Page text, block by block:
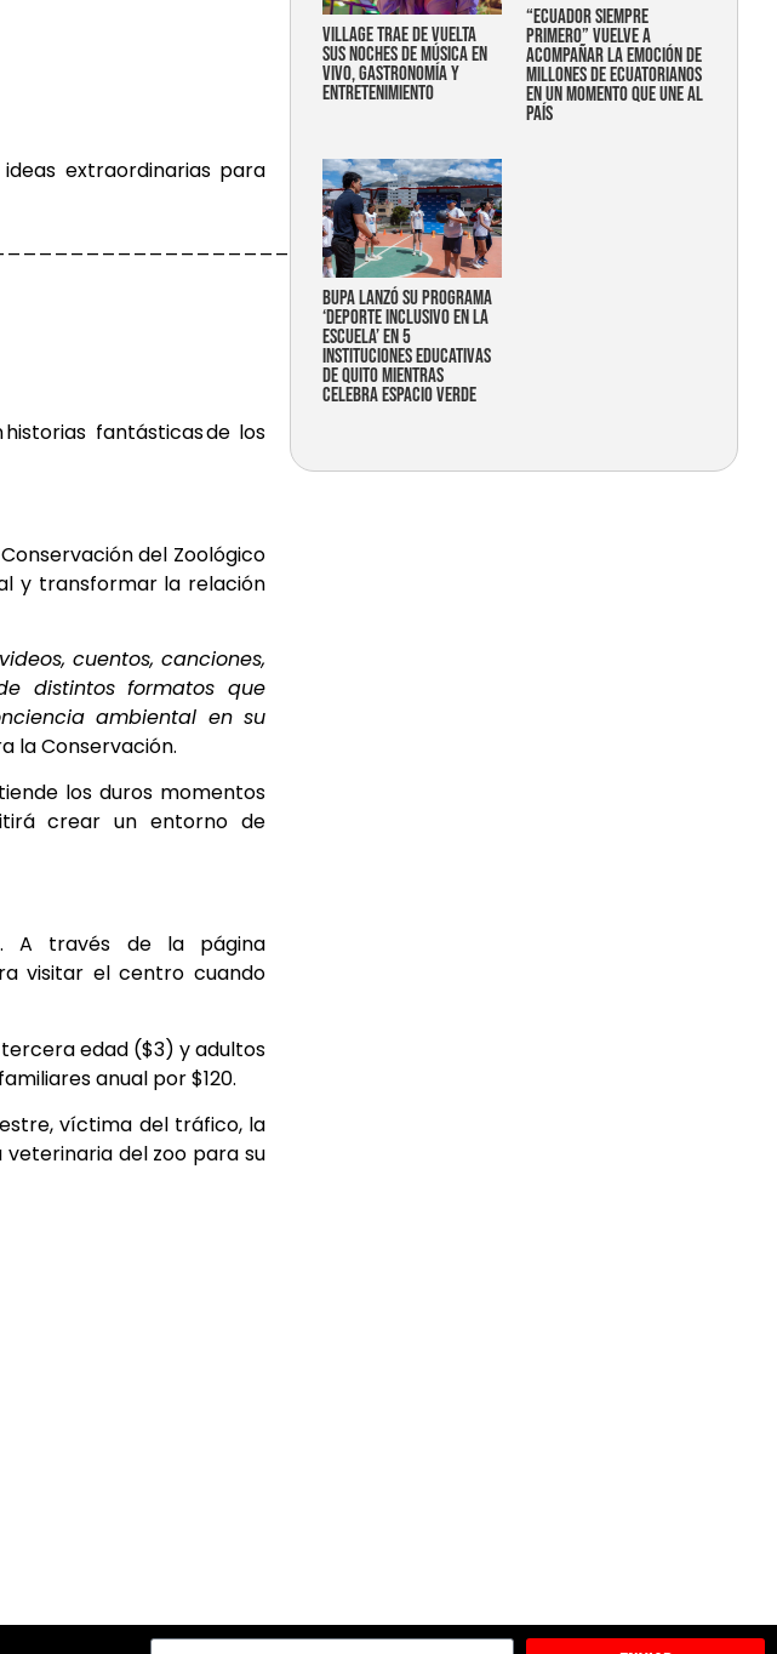
extraordinarias para
historias fantásticas de los
del Zoológico
y transformar la relación
cuentos, canciones,
distintos formatos que
ambiental en su
la Conservación.
los duros momentos
crear un entorno de
A través de la página
visitar el centro cuando
edad ($3) y adultos
anual por $120.
víctima del tráfico, la
del zoo para su
Village trae de vuelta
sus noches de música en
vivo, gastronomía y
entretenimiento
“Ecuador siempre
primero” vuelve a
acompañar la emoción de
millones de ecuatorianos
en un momento que une al
país
Bupa lanzó su programa
‘Deporte Inclusivo en la
Escuela’ en 5
instituciones educativas
de Quito mientras
celebra espacio verde